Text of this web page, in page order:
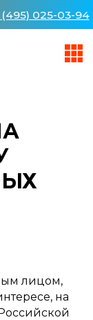
лицом,
на